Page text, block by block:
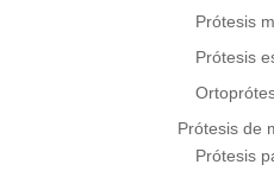
Prótesis
Prótesis
Prótesis de
Prótesis